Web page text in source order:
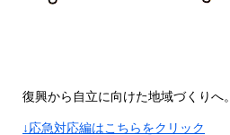
復興から自立に向けた地域づくりへ。
↓応急対応編はこちらをクリック